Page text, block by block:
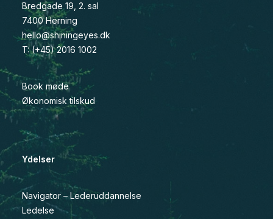
Bredgade 19, 2. sal
7400 Herning
hello@shiningeyes.dk
T: (+45) 2016 1002
Book møde
Økonomisk tilskud
Ydelser
Navigator – Lederuddannelse
Ledelse